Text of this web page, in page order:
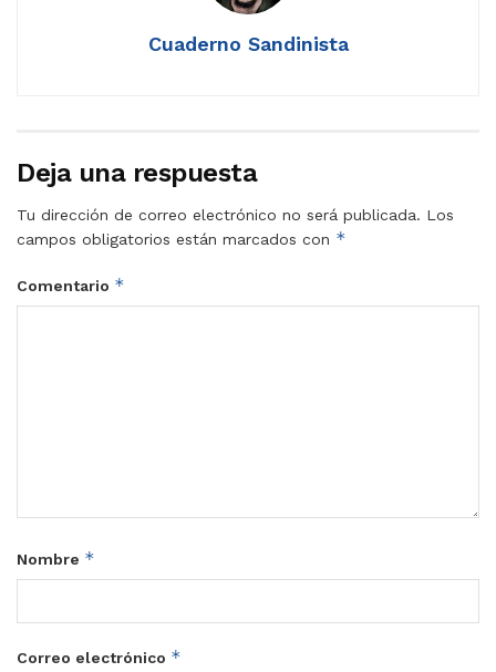
Cuaderno Sandinista
Deja una respuesta
Tu dirección de correo electrónico no será publicada. Los
campos obligatorios están marcados con *
Comentario *
Nombre *
Correo electrónico *